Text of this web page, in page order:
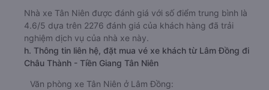
Nhà xe Tân Niên được đánh giá với số điểm trung bình là
4.6/5 dựa trên 2276 đánh giá của khách hàng đã trải
nghiệm dịch vụ của nhà xe này.
h. Thông tin liên hệ, đặt mua vé xe khách từ Lâm Đồng đi
Châu Thành - Tiền Giang Tân Niên
Văn phòng xe Tân Niên ở Lâm Đồng: